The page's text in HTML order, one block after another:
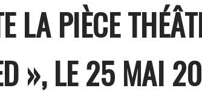
LA PIÈCE
», LE 25 MAI